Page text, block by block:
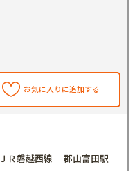
お気に入りに追加する
ＪＲ磐越西線 郡山富田駅